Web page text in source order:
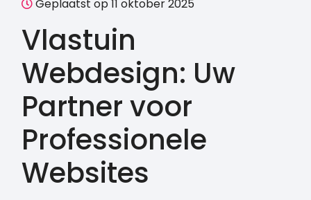
Geplaatst op 11 oktober 2025
Vlastuin
Webdesign: Uw
Partner voor
Professionele
Websites